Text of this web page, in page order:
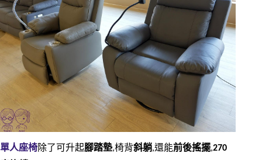
單人座椅除了可升起腳踏墊,椅背斜躺,還能前後搖擺,270